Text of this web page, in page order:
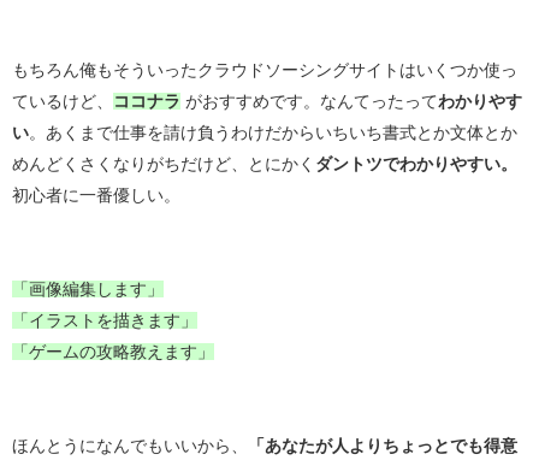
もちろん俺もそういったクラウドソーシングサイトはいくつか使っ
ているけど、
ココナラ がおすすめです。なんてったってわかりやす
い 。あくまで仕事を請け負うわけだからいちいち書式とか文体とか
めんどくさくなりがちだけど、とにかく ダントツでわかりやすい。
初心者に一番優しい。
「画像編集します」
「イラストを描きます」
「ゲームの攻略教えます」
ほんとうになんでもいいから、
「あなたが人よりちょっとでも得意